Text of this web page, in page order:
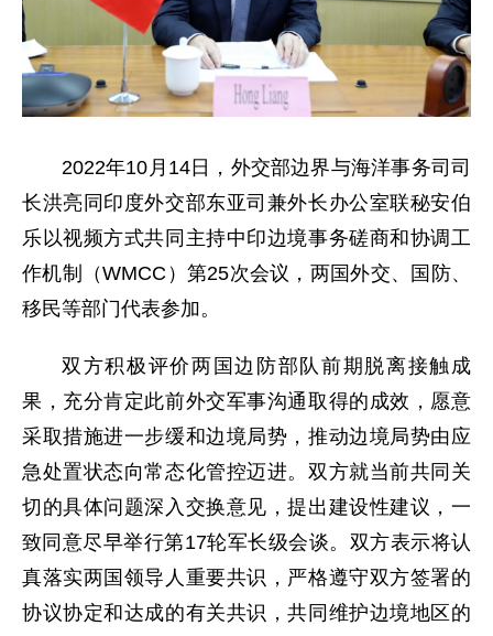
2022年10月14日，外交部边界与海洋事务司司
长洪亮同印度外交部东亚司兼外长办公室联秘安伯
乐以视频方式共同主持中印边境事务磋商和协调工
作机制（WMCC）第25次会议，两国外交、国防、
移民等部门代表参加。
双方积极评价两国边防部队前期脱离接触成
果，充分肯定此前外交军事沟通取得的成效，愿意
采取措施进一步缓和边境局势，推动边境局势由应
急处置状态向常态化管控迈进。双方就当前共同关
切的具体问题深入交换意见，提出建设性建议，一
致同意尽早举行第17轮军长级会谈。双方表示将认
真落实两国领导人重要共识，严格遵守双方签署的
协议协定和达成的有关共识，共同维护边境地区的